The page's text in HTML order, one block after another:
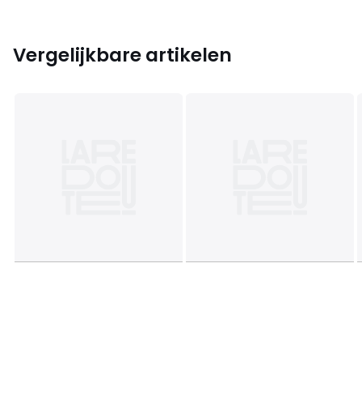
Vergelijkbare artikelen